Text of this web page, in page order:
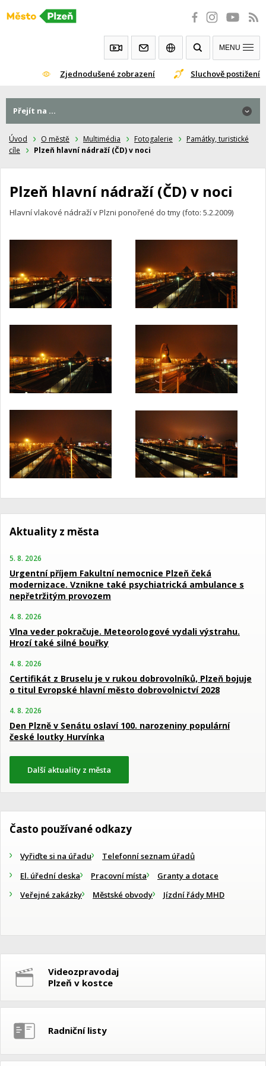
Přeskočit
Zjednodušené zobrazení Sluchově postižení
MENU
Úvod O městě Multimédia Fotogalerie
Památky, turistické
cíle
Plzeň hlavní nádraží (ČD) v noci
Plzeň hlavní nádraží (ČD) v noci
Hlavní vlakové nádraží v Plzni ponořené do tmy (foto: 5.2.2009)
Přejít na ...
Aktuality z města
5. 8. 2026
Urgentní příjem Fakultní nemocnice Plzeň čeká
modernizace. Vznikne také psychiatrická ambulance s
nepřetržitým provozem
4. 8. 2026
Vlna veder pokračuje. Meteorologové vydali výstrahu.
Hrozí také silné bouřky
4. 8. 2026
Certifikát z Bruselu je v rukou dobrovolníků, Plzeň bojuje
o titul Evropské hlavní město dobrovolnictví 2028
4. 8. 2026
Den Plzně v Senátu oslaví 100. narozeniny populární
české loutky Hurvínka
Další aktuality z města
Často používané odkazy
Vyřiďte si na úřadu
Telefonní seznam úřadů
El. úřední deska
Pracovní místa
Granty a dotace
Veřejné zakázky
Městské obvody Jízdní řády MHD
Videozpravodaj
Plzeň v kostce
Radniční listy
Přejít na ...